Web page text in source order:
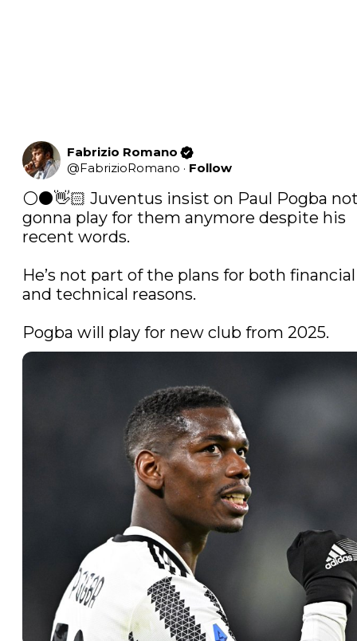
Fabrizio Romano
@FabrizioRomano · Follow
⚪️⚫️👋🏻 Juventus insist on Paul Pogba
gonna play for them anymore despite his
recent words.
He’s not part of the plans for both financial
and technical reasons.
Pogba will play for new club from 2025.